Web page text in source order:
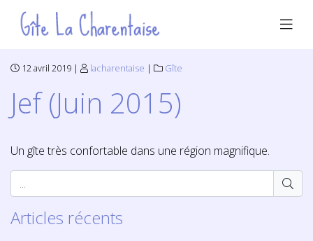
12 avril 2019 | lacharentaise | Gîte
Jef (Juin 2015)
Un gîte très confortable dans une région magnifique.
Articles récents